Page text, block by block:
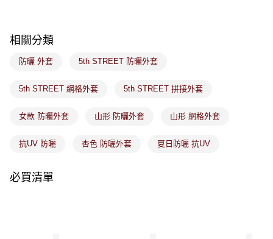
３．未成年的使用者請事先徵得法定代理人或監護人之同意方可使用
任。
時審查核予不同之上限額度；若仍有額度不足之情形，本公司將視審查結果
請求用戶進行身份認證。
恩沛科技股份有限公司將有權停止該用戶之使用額度並採取法律行動。
宅配
免運費
付款後門市取貨
相關分類
防曬 外套 5th STREET 防曬外套
5th STREET 網格外套 5th STREET 拼接外套
女款 防曬外套 山形 防曬外套 山形 網格外套
抗UV 防曬 杏色 防曬外套 夏日防曬 抗UV
必買清單